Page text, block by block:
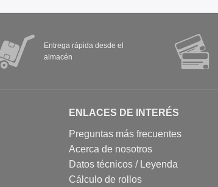
Entrega rápida desde el
almacén
ENLACES DE INTERÉS
Preguntas más frecuentes
Acerca de nosotros
Datos técnicos / Leyenda
Cálculo de rollos